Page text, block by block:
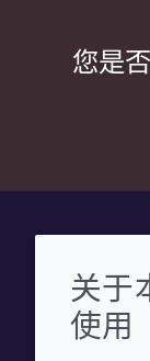
您是
企业
关于
使用